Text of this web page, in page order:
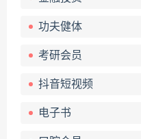
功夫健体
考研会员
抖音短视频
电子书